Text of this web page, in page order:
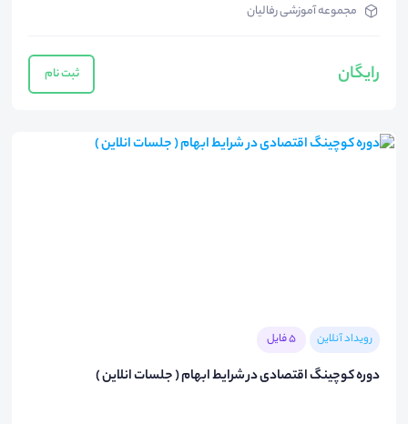
مجموعه آموزشی رفالیان
رایگان ثبت نام
رویداد آنلاین 5 فایل
دوره کوچینگ اقتصادی در شرایط ابهام ( جلسات انلاین )